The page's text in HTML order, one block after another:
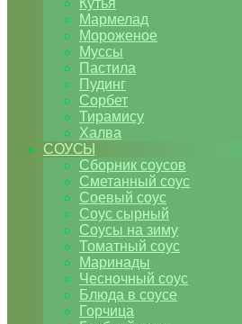
Кутья
Мармелад
Мороженое
Муссы
Пастила
Пудинг
Сорбет
Тирамису
Халва
СОУСЫ
Сборник соусов
Сметанный соус
Соевый соус
Соус сырный
Соусы на зиму
Томатный соус
Маринады
Чесночный соус
Блюда в соусе
Горчица